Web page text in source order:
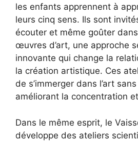
les enfants apprennent à
leurs cinq sens. Ils sont
écouter et même goûter
œuvres d’art, une approche
innovante qui change la
la création artistique. Ces
de s’immerger dans l’art
améliorant la concentration
Dans le même esprit, le
développe des ateliers